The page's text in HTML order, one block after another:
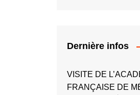
Dernière infos
VISITE DE
FRANÇAISE DE